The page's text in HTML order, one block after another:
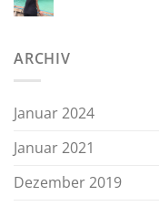
ARCHIV
Januar 2024
Januar 2021
Dezember 2019